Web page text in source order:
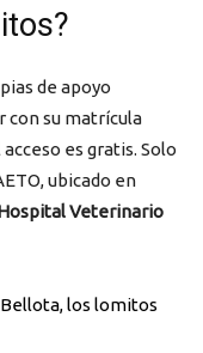
de apoyo
con su matrícula
es gratis. Solo
ubicado en
Veterinario
los lomitos